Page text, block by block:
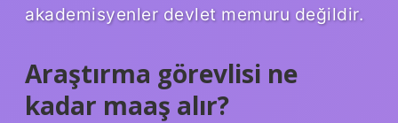
akademisyenler devlet memuru değildir.
Araştırma görevlisi ne
kadar maaş alır?